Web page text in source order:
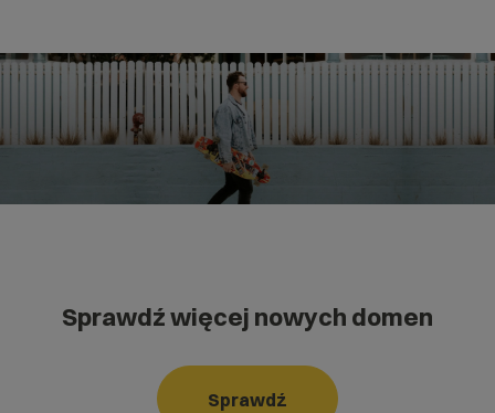
Sprawdź więcej nowych domen
Sprawdź